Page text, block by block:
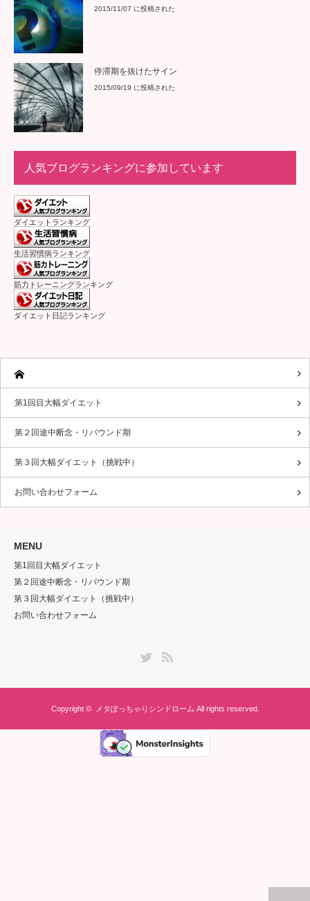
2015/11/07 に投稿された
停滞期を抜けたサイン
2015/09/19 に投稿された
人気ブログランキングに参加しています
ダイエットランキング
生活習慣病ランキング
筋力トレーニングランキング
ダイエット日記ランキング
第1回目大幅ダイエット
第２回途中断念・リバウンド期
第３回大幅ダイエット（挑戦中）
お問い合わせフォーム
MENU
第1回目大幅ダイエット
第２回途中断念・リバウンド期
第３回大幅ダイエット（挑戦中）
お問い合わせフォーム
Copyright © メタぽっちゃりシンドローム All rights reserved.